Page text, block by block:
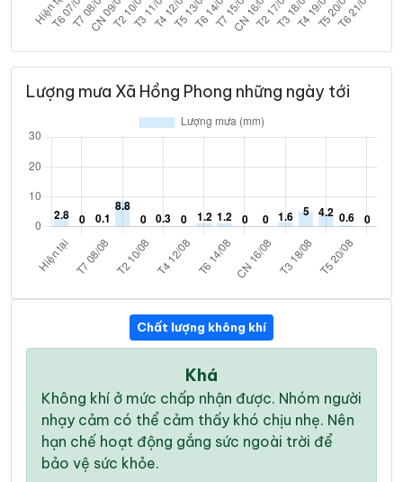
Lượng mưa Xã Hồng Phong những ngày tới
Chất lượng không khí
Khá
Không khí ở mức chấp nhận được. Nhóm người
nhạy cảm có thể cảm thấy khó chịu nhẹ. Nên
hạn chế hoạt động gắng sức ngoài trời để
bảo vệ sức khỏe.